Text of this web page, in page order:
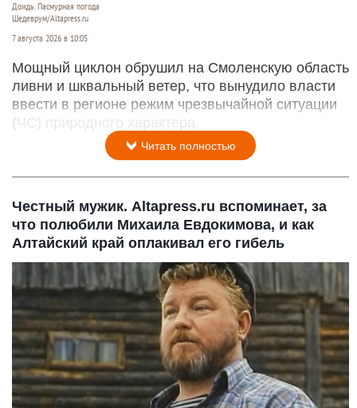
Дождь. Пасмурная погода
Шедеврум/Altapress.ru
7 августа 2026 в 10:05
Мощный циклон обрушил на Смоленскую область
ливни и шквальный ветер, что вынудило власти
ввести в регионе режим чрезвычайной ситуации
(ЧС) природного характера.
Читать полностью
Честный мужик. Altapress.ru вспоминает, за
что полюбили Михаила Евдокимова, и как
Алтайский край оплакивал его гибель